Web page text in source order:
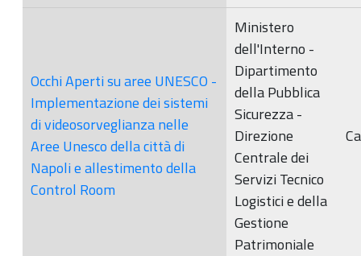
Occhi Aperti su aree UNESCO -
Implementazione dei sistemi
di videosorveglianza nelle
Aree Unesco della città di
Napoli e allestimento della
Control Room
Ministero
dell'Interno -
Dipartimento
della Pubblica
Sicurezza -
Direzione
Centrale dei
Servizi Tecnico
Logistici e della
Gestione
Patrimoniale